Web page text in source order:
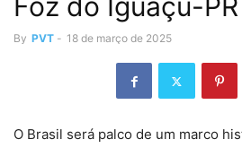
Foz do Iguaçu-PR
By PVT - 18 de março de 2025
O Brasil será palco de um marco